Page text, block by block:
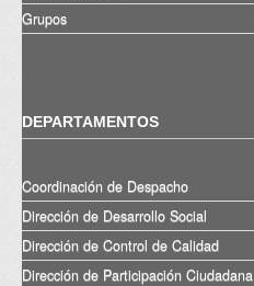
Grupos
DEPARTAMENTOS
Coordinación de Despacho
Dirección de Desarrollo Social
Dirección de Control de Calidad
Dirección de Participación Ciudadana